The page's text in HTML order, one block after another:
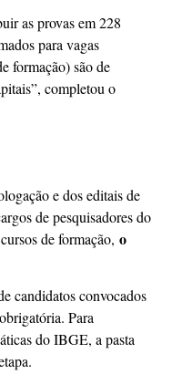
as provas em 228
para vagas
formação) são de
completou o
e dos editais de
de pesquisadores do
de formação, o
candidatos convocados
Para
do IBGE, a pasta